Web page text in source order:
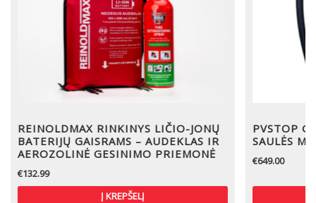
REINOLDMAX RINKINYS LIČIO-JONŲ
BATERIJŲ GAISRAMS – AUDEKLAS IR
AEROZOLINĖ GESINIMO PRIEMONĖ
€132.99
Į KREPŠELĮ
PVSTOP
SAULĖS
€649.00